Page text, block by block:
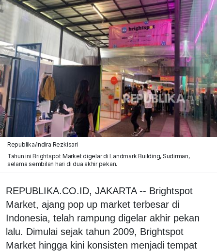
Republika/Indira Rezkisari
Tahun ini Brightspot Market digelar di Landmark Building, Sudirman,
selama sembilan hari di dua akhir pekan.
REPUBLIKA.CO.ID, JAKARTA -- Brightspot
Market, ajang pop up market terbesar di
Indonesia, telah rampung digelar akhir pekan
lalu. Dimulai sejak tahun 2009, Brightspot
Market hingga kini konsisten menjadi tempat